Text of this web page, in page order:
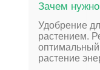
Зачем
Удобрение
растением.
оптимальный
растение